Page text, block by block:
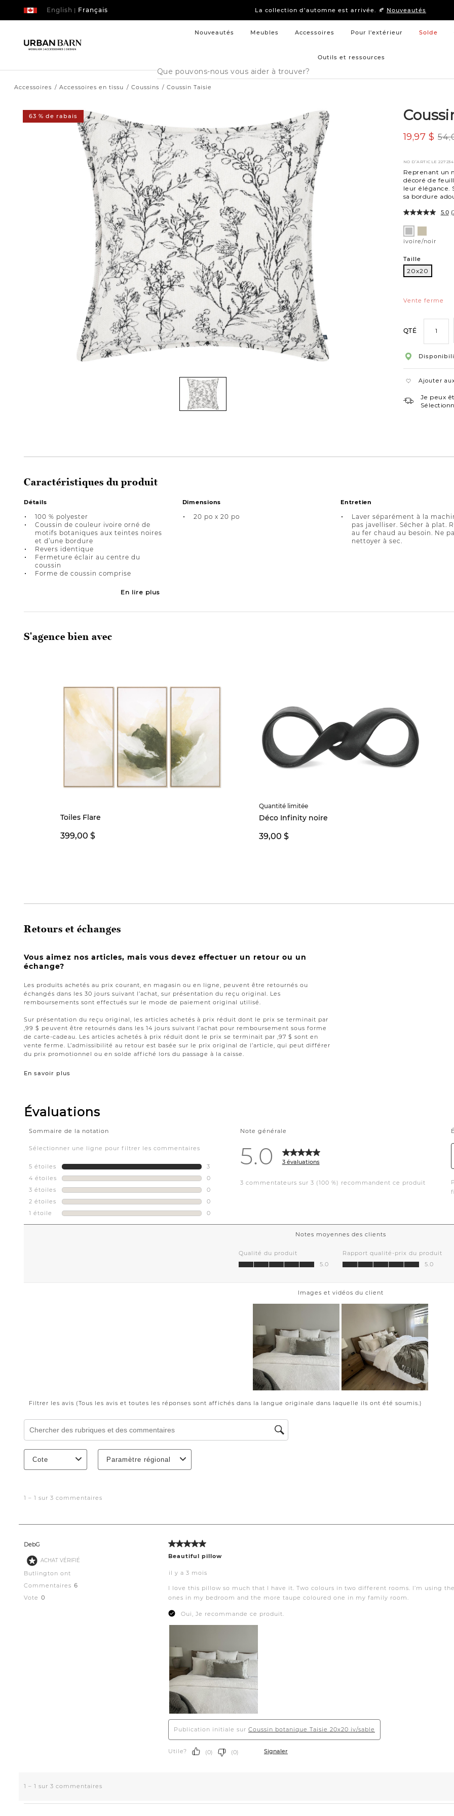
| Français
English
La collection d’automne est arrivée. 🍂 Nouveautés
15 % –Literieetmobilier de chambre à coucher
La collection d’automne est arrivée. 🍂 Nouveautés
Nouveautés Meubles Accessoires Pour l'extérieur Solde
Outils et ressources
Cataloque
de
recherche
Accessoires Accessoires en tissu Coussins Coussin Taisie
63 % de rabais
19,97 $
NO D’ARTICLE 227234
Reprenant un
décoré de
leur élégance.
sa bordure
5.0
Variations
ivoire/noir
Taille
20x20
Vente ferme
QTÉ
Ajouter
Je peux
Caractéristiques du produit
Détails
100 % polyester
Coussin de couleur ivoire orné de
motifs botaniques aux teintes noires
et d’une bordure
Revers identique
Fermeture éclair au centre du
coussin
Forme de coussin comprise
En lire plus
Dimensions
20 po x 20 po
Entretien
Laver séparément à la
pas javelliser. Sécher à plat.
au fer chaud au besoin. Ne
nettoyer à sec.
S'agence bien avec
Toiles Flare
399,00 $
Quantité limitée
Déco Infinity noire
39,00 $
Retours et échanges
Vous aimez nos articles, mais vous devez effectuer un retour ou un
échange?
Les produits achetés au prix courant, en magasin ou en ligne, peuvent être retournés ou
échangés dans les 30 jours suivant l’achat, sur présentation du reçu original. Les
remboursements sont effectués sur le mode de paiement original utilisé.
Sur présentation du reçu original, les articles achetés à prix réduit dont le prix se terminait par
,99 $ peuvent être retournés dans les 14 jours suivant l’achat pour remboursement sous forme
de carte-cadeau. Les articles achetés à prix réduit dont le prix se terminait par ,97 $ sont en
vente ferme. L’admissibilité au retour est basée sur le prix original de l’article, qui peut différer
du prix promotionnel ou en solde affiché lors du passage à la caisse.
En savoir plus